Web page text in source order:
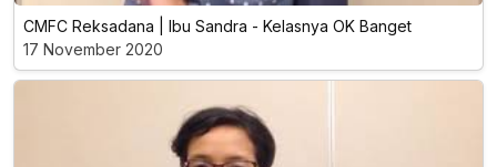
CMFC Reksadana | Ibu Sandra - Kelasnya OK Banget
17 November 2020